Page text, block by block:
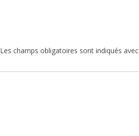
Les champs obligatoires sont indiqués avec